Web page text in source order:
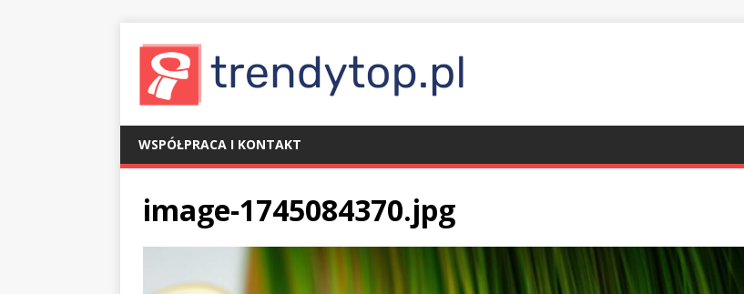
WSPÓŁPRACA I KONTAKT
image-1745084370.jpg